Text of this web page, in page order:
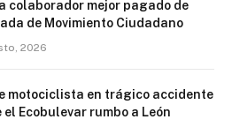
colaborador mejor pagado de
de Movimiento Ciudadano
2026
motociclista en trágico accidente
el Ecobulevar rumbo a León